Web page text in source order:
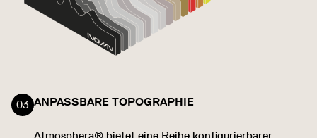
ANPASSBARE TOPOGRAPHIE